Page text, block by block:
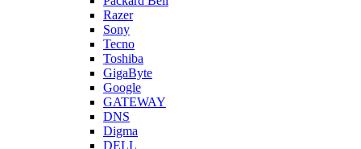
Razer
Sony
Tecno
Toshiba
GigaByte
Google
GATEWAY
DNS
Digma
DELL